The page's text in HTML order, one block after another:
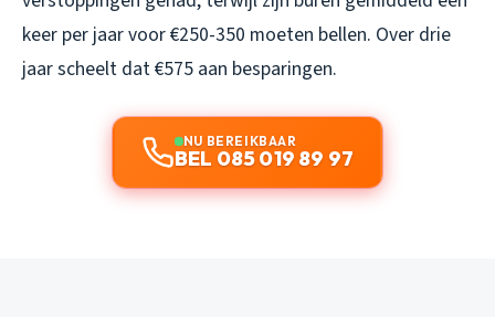
keer per jaar voor €250-350 moeten bellen. Over drie
jaar scheelt dat €575 aan besparingen.
NU BEREIKBAAR
BEL 085 019 89 97